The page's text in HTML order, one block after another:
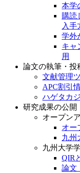
本学
購読
入手
学外
キャ
用
論文の執筆・投
文献管理
APC割引
ハゲタカ
研究成果の公開
オープン
オー
九州
九州大学
QIR
論文